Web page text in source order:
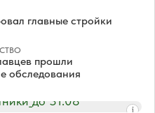
главные стройки
прошли
обследования